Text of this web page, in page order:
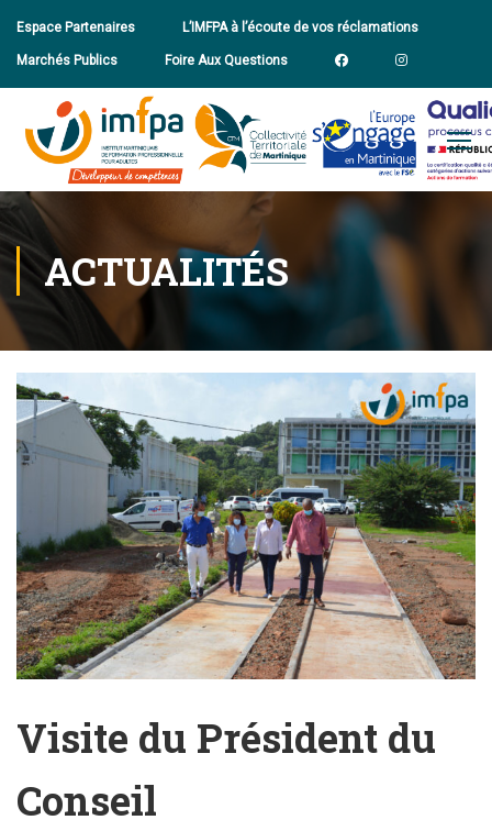
Espace Partenaires L’IMFPA à l’écoute de vos réclamations
Marchés Publics Foire Aux Questions
ACTUALITÉS
Visite du Président du
Conseil